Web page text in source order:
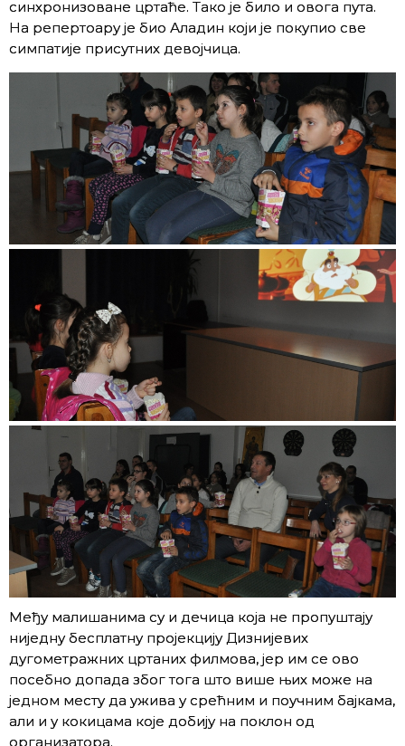
синхронизоване цртаће. Тако је било и овога пута.
На репертоару је био Аладин који је покупио све
симпатије присутних девојчица.
Међу малишанима су и дечица која не пропуштају
ниједну бесплатну пројекцију Дизнијевих
дугометражних цртаних филмова, јер им се ово
посебно допада због тога што више њих може на
једном месту да ужива у срећним и поучним бајкама,
али и у кокицама које добију на поклон од
организатора.